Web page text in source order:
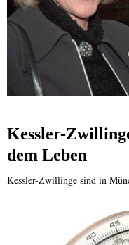
Kessler-
dem Leben
Kessler-Zwillinge sind in